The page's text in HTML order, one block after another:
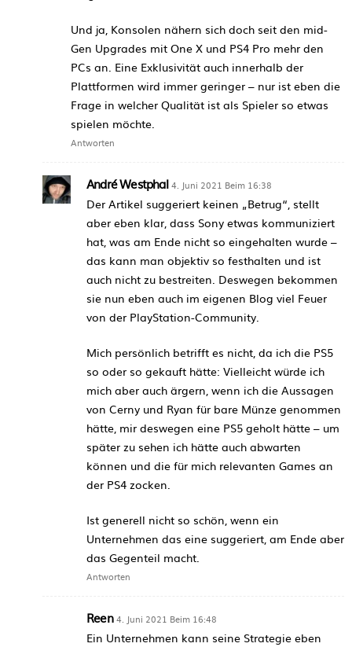
Und ja, Konsolen nähern sich doch seit den mid-
Gen Upgrades mit One X und PS4 Pro mehr den
PCs an. Eine Exklusivität auch innerhalb der
Plattformen wird immer geringer – nur ist eben die
Frage in welcher Qualität ist als Spieler so etwas
spielen möchte.
Antworten
André Westphal 4. Juni 2021 Beim 16:38
Der Artikel suggeriert keinen „Betrug“, stellt
aber eben klar, dass Sony etwas kommuniziert
hat, was am Ende nicht so eingehalten wurde –
das kann man objektiv so festhalten und ist
auch nicht zu bestreiten. Deswegen bekommen
sie nun eben auch im eigenen Blog viel Feuer
von der PlayStation-Community.
Mich persönlich betrifft es nicht, da ich die PS5
so oder so gekauft hätte: Vielleicht würde ich
mich aber auch ärgern, wenn ich die Aussagen
von Cerny und Ryan für bare Münze genommen
hätte, mir deswegen eine PS5 geholt hätte – um
später zu sehen ich hätte auch abwarten
können und die für mich relevanten Games an
der PS4 zocken.
Ist generell nicht so schön, wenn ein
Unternehmen das eine suggeriert, am Ende aber
das Gegenteil macht.
Antworten
Reen 4. Juni 2021 Beim 16:48
Ein Unternehmen kann seine Strategie eben